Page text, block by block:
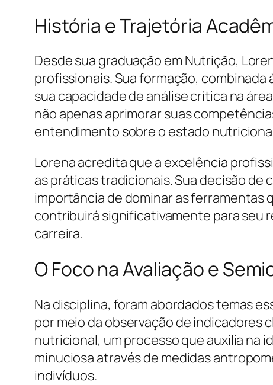
História e Trajetória
Desde sua graduação em Nutrição,
profissionais. Sua formação,
sua capacidade de análise crítica na
não apenas aprimorar suas
entendimento sobre o estado
Lorena acredita que a excelência
as práticas tradicionais. Sua decisão de
importância de dominar as ferramentas
contribuirá significativamente para seu
carreira.
O Foco na Avaliação e
Na disciplina, foram abordados temas
por meio da observação de indicadores
nutricional, um processo que auxilia na
minuciosa através de medidas
indivíduos.